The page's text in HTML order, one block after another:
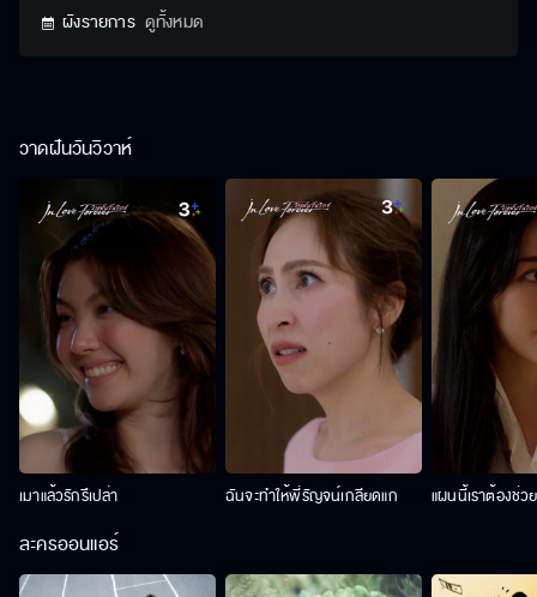
ผังรายการ ดูทั้งหมด
วาดฝันวันวิวาห์
เมาแล้วรักรึเปล่า ฉันจะทำให้พี่รัญจน์เกลียดแก แผนนี้เราต้องช่ว
ละครออนแอร์